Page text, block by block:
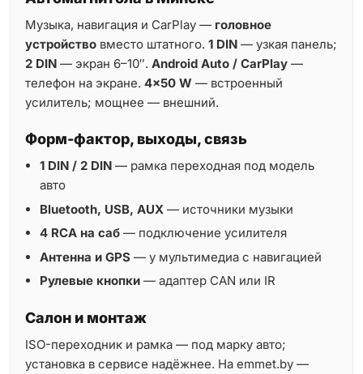
Музыка, навигация и CarPlay — головное
устройство вместо штатного. 1 DIN — узкая панель;
2 DIN — экран 6–10″. Android Auto / CarPlay —
телефон на экране. 4×50 W — встроенный
усилитель; мощнее — внешний.
Форм-фактор, выходы, связь
1 DIN / 2 DIN — рамка переходная под модель
авто
Bluetooth, USB, AUX — источники музыки
4 RCA на саб — подключение усилителя
Антенна и GPS — у мультимедиа с навигацией
Рулевые кнопки — адаптер CAN или IR
Салон и монтаж
ISO-переходник и рамка — под марку авто;
установка в сервисе надёжнее. На emmet.by —